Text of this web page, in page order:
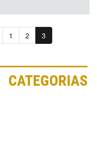
1 2 3
CATEGORIAS